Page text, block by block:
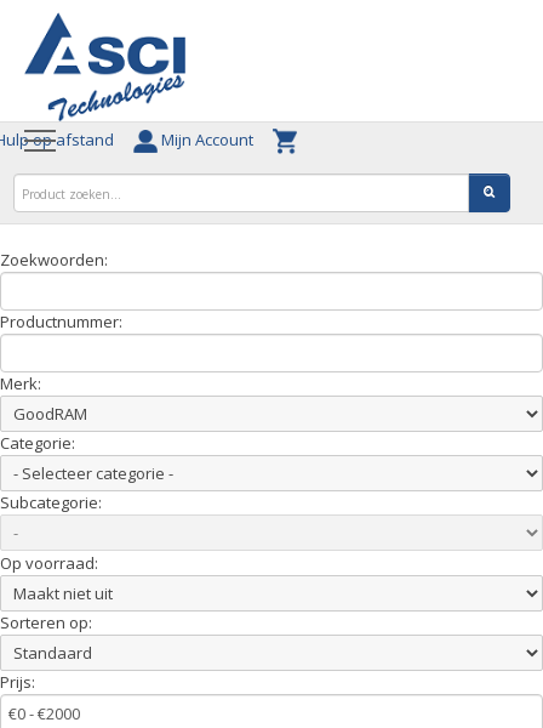
op afstand Mijn Account
Zoekwoorden:
Productnummer:
Merk:
Categorie:
Subcategorie:
Op voorraad:
Sorteren op:
Prijs: